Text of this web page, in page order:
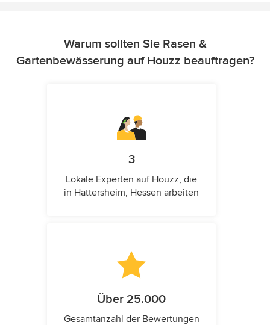
Warum sollten Sie Rasen &
Gartenbewässerung auf Houzz beauftragen?
3
Lokale Experten auf Houzz, die
in Hattersheim, Hessen arbeiten
Über 25.000
Gesamtanzahl der Bewertungen